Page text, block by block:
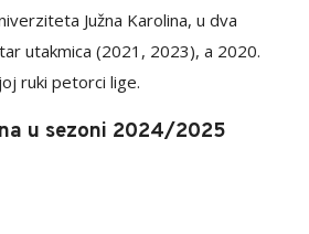
Južna Karolina, u dva
utakmica (2021, 2023), a 2020.
ruki petorci lige.
u sezoni 2024/2025